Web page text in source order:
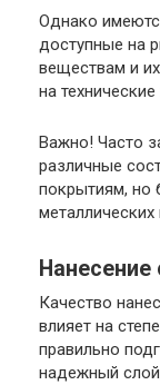
Однако
доступные на
веществам и
на
Важно! Часто
различные
покрытиям, но
металлических
Нанесение
Качество
влияет на
правильно
надежный